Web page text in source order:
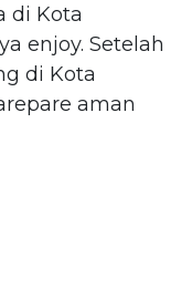
di Kota
enjoy. Setelah
di Kota
aman